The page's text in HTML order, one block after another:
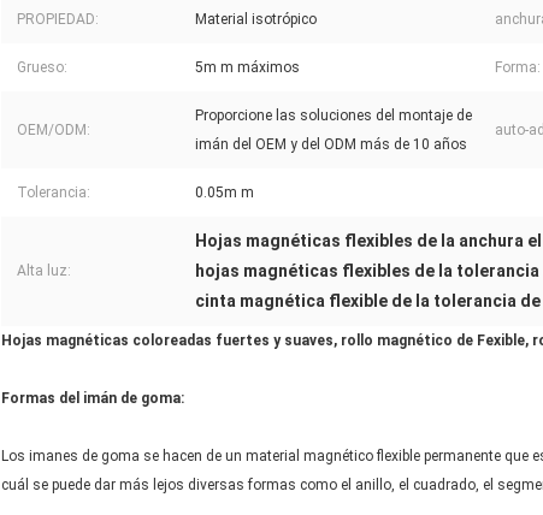
PROPIEDAD: Material isotrópico
Grueso: 5m m máximos Forma:
OEM/ODM:
Proporcione las soluciones del montaje de
imán del OEM y del ODM más de 10 años
auto-
Tolerancia: 0.05m m
Alta luz:
Hojas magnéticas flexibles de la anchura el
hojas magnéticas flexibles de la tolerancia
cinta magnética flexible de la tolerancia de
Hojas magnéticas coloreadas fuertes y suaves, rollo magnético de Fexible,
Formas del imán de goma:
Los imanes de goma se hacen de un material magnético flexible permanente que
cuál se puede dar más lejos diversas formas como el anillo, el cuadrado, el